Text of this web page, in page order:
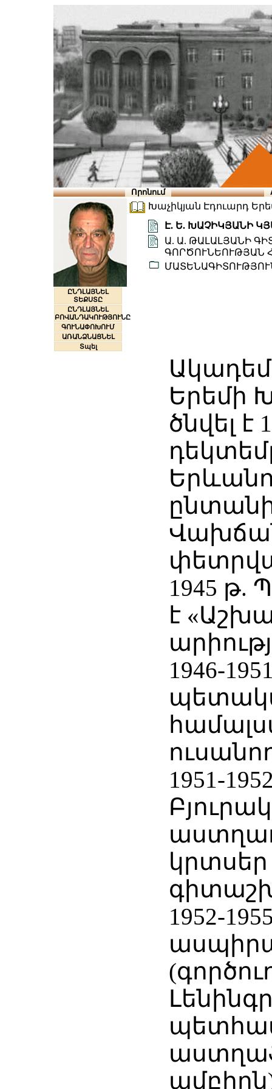
Որոնում
ԸՆԴԼԱՅՆԵԼ
ՏԵՔՍՏԸ
ԸՆԴԼԱՅՆԵԼ
ԲՈՎԱՆԴԱԿՈՒԹՅՈՒՆԸ
ԳՈՒՆԱՓՈԽՈՒՄ
ԱՌԱՆՁՆԱՑՆԵԼ
Տպել
Խաչիկյան Էդուարդ
Է. Ե. ԽԱՉԻԿՅԱՆԻ
Ա. Ա. ԹԱԼԱԼՅԱՆԻ
ԳՈՐԾՈՒՆԵՈՒԹՅԱՆ
Երեմի
ծնվել է
1945 թ.
է
1946-
1951-
կրտսեր
1952-